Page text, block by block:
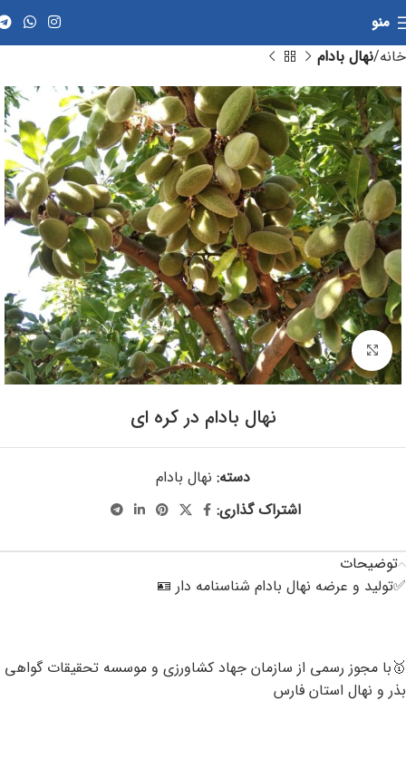
منو
خانه نهال بادام
برای بزرگنمایی کلیک کنید
نهال بادام در کره ای
دسته: نهال بادام
اشتراک گذاری:
توضیحات
✅️تولید و عرضه نهال بادام شناسنامه دار 🪪
🥇با مجوز رسمی از سازمان جهاد کشاورزی و موسسه تحقیقات گواهی
بذر و نهال استان فارس